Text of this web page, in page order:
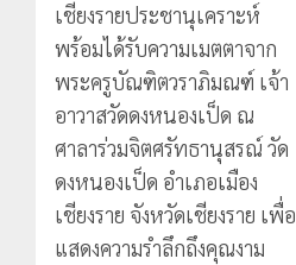
เชียงรายประชานุเคราะห์
พร้อมได้รับความเมตตาจาก
พระครูบัณฑิตวราภิมณฑ์ เจ้า
อาวาสวัดดงหนองเป็ด ณ
ศาลาร่วมจิตศรัทธานุสรณ์ วัด
ดงหนองเป็ด อำเภอเมือง
เชียงราย จังหวัดเชียงราย เพื่อ
แสดงความรำลึกถึงคุณงาม